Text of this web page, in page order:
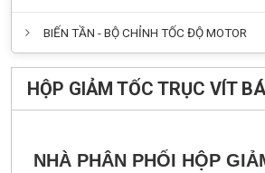
HỘP GIẢM TỐC TRỤC VÍT